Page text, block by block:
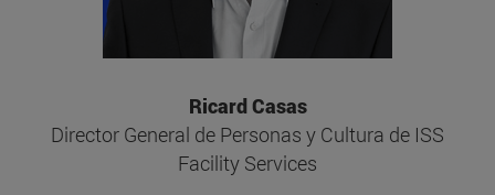
Ricard Casas
Director General de Personas y Cultura de ISS
Facility Services